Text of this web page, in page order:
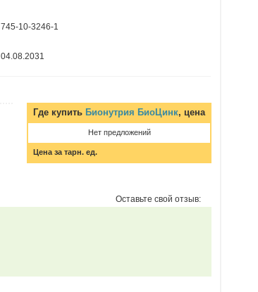
745-10-3246-1
04.08.2031
Где купить Бионутрия БиоЦинк, цена
Нет предложений
Цена за тарн. ед.
Оставьте свой отзыв: